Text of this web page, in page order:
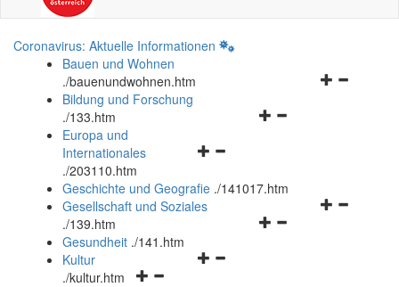
Coronavirus: Aktuelle Informationen
Bauen und Wohnen
./bauenundwohnen.htm
Navigationsmenü
Bildung und Forschung
./133.htm
Navigationsmenü
und
schließen
Europa und
Internationales
./203110.htm
Geschichte und Geografie ./141017.htm
Navigationsmenü
Gesellschaft und Soziales
./139.htm
Navigationsmenü
Gesundheit ./141.htm
Navigationsmenü
Kultur
./kultur.htm